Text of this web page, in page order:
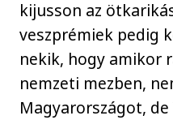
kijusson az
veszprémiek pedig
nekik, hogy amikor
nemzeti mezben,
Magyarországot,